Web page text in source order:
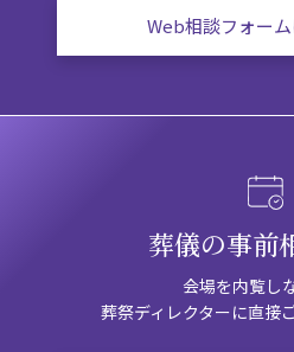
Web相談フォー
葬儀の事前
会場を内覧し
葬祭ディレクターに直接